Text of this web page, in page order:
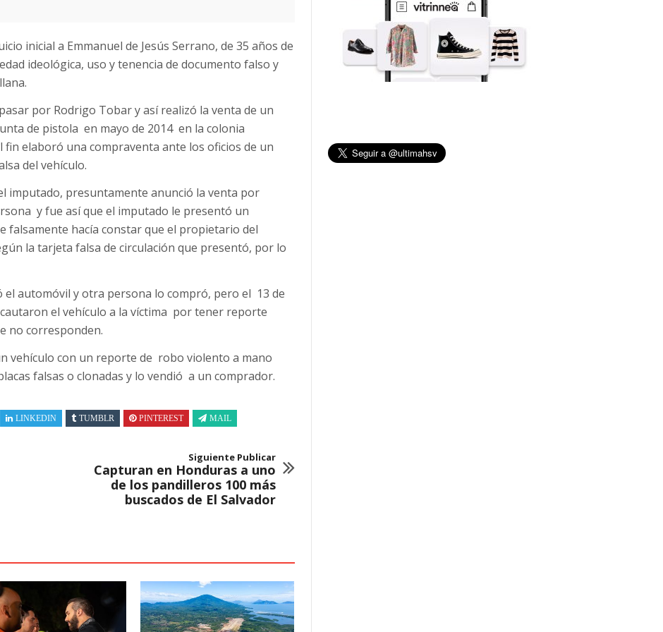
inicial a Emmanuel de Jesús Serrano, de 35 años de
ideológica, uso y tenencia de documento falso y
por Rodrigo Tobar y así realizó la venta de un
de pistola en mayo de 2014 en la colonia
elaboró una compraventa ante los oficios de un
del vehículo.
imputado, presuntamente anunció la venta por
y fue así que el imputado le presentó un
falsamente hacía constar que el propietario del
la tarjeta falsa de circulación que presentó, por lo
automóvil y otra persona lo compró, pero el 13 de
el vehículo a la víctima por tener reporte
no corresponden.
vehículo con un reporte de robo violento a mano
falsas o clonadas y lo vendió a un comprador.
LINKEDIN TUMBLR PINTEREST MAIL
Siguiente Publicar
Capturan en Honduras a uno
de los pandilleros 100 más
buscados de El Salvador